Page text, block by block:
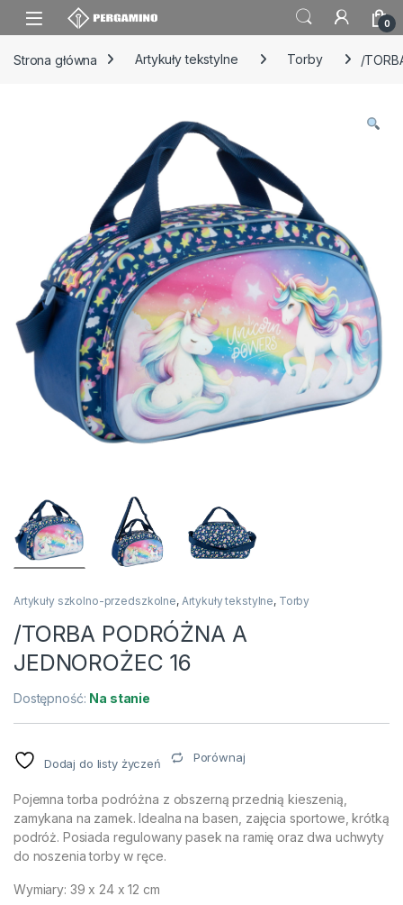
Skip to navigation
Skip to content
0
Strona główna Artykuły tekstylne Torby /
Artykuły szkolno-przedszkolne, Artykuły tekstylne, Torby
/TORBA PODRÓŻNA A
JEDNOROŻEC 16
Dostępność: Na stanie
Dodaj do listy życzeń Porównaj
Pojemna torba podróżna z obszerną przednią kieszenią,
zamykana na zamek. Idealna na basen, zajęcia sportowe, krótką
podróż. Posiada regulowany pasek na ramię oraz dwa uchwyty
do noszenia torby w ręce.
Wymiary: 39 x 24 x 12 cm